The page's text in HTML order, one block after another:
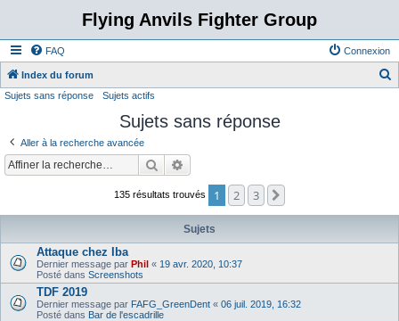
Flying Anvils Fighter Group
FAQ Connexion
Index du forum
e
Sujets sans réponse Sujets actifs
Sujets sans réponse
Aller à la recherche avancée
Rechercher
135 résultats trouvés 1 2 3
Sujets
Attaque chez Iba
Dernier message par Phil « 19 avr. 2020, 10:37
Posté dans Screenshots
TDF 2019
Dernier message par FAFG_GreenDent « 06 juil. 2019, 16:32
Posté dans Bar de l'escadrille